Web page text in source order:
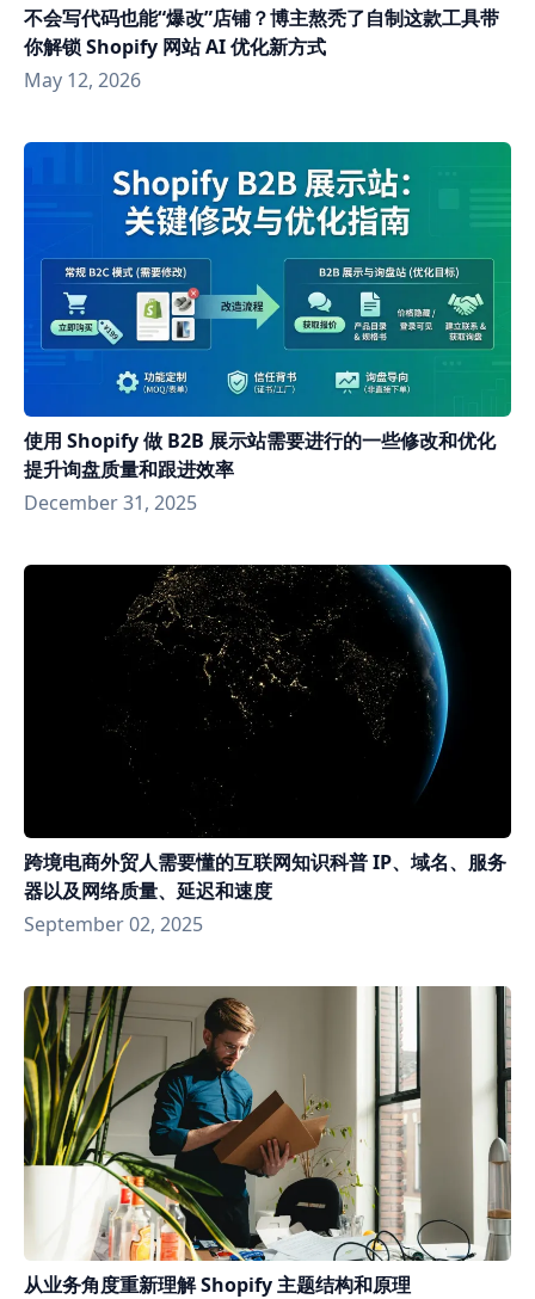
不会写代码也能“爆改”店铺？博主熬秃了自制这款工具带
你解锁 Shopify 网站 AI 优化新方式
May 12, 2026
使用 Shopify 做 B2B 展示站需要进行的一些修改和优化
提升询盘质量和跟进效率
December 31, 2025
跨境电商外贸人需要懂的互联网知识科普 IP、域名、服务
器以及网络质量、延迟和速度
September 02, 2025
从业务角度重新理解 Shopify 主题结构和原理